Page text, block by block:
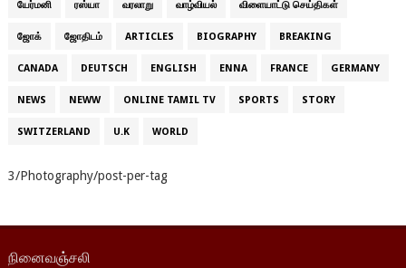
யேர்மனி ரஸ்யா வரலாறு வாழ்வியல் விளையாட்டு செய்திகள்
ஜோக் ஜோதிடம் ARTICLES BIOGRAPHY BREAKING
CANADA DEUTSCH ENGLISH ENNA FRANCE GERMANY
NEWS NEWW ONLINE TAMIL TV SPORTS STORY
SWITZERLAND U.K WORLD
3/Photography/post-per-tag
நினைவஞ்சலி